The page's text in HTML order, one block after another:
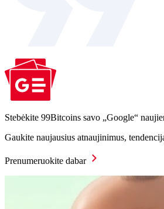
Stebėkite 99Bitcoins savo „Google“
Gaukite naujausius atnaujinimus,
Prenumeruokite dabar